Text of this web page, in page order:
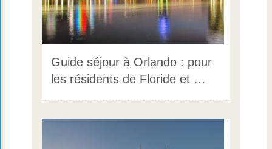
Guide séjour à Orlando : pour
les résidents de Floride et …